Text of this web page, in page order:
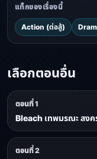
แท็กของเรื่องนี้
Action (ต่อสู้)
เลือกตอนอื่น
ตอนที่ 1
Bleach เทพมรณะ สง
ตอนที่ 2